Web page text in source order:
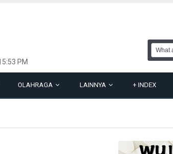
PM
OLAHRAGA LAINNYA + INDEX